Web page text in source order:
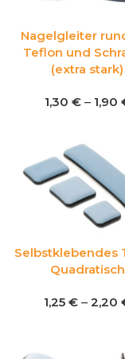
Nagelgleiter
Teflon und
(extra stark)
1,30 € – 1,90
Selbstklebendes
Quadratisch
1,25 € – 2,20